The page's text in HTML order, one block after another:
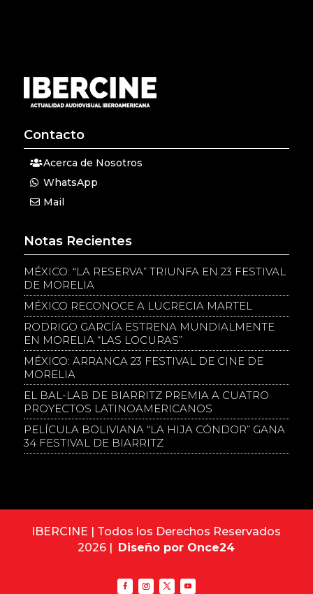
Contacto
Acerca de Nosotros
WhatsApp
Mail
Notas Recientes
MÉXICO: “LA RESERVA” TRIUNFA EN 23 FESTIVAL
DE MORELIA
MÉXICO RECONOCE A LUCRECIA MARTEL
RODRIGO GARCÍA ESTRENA MUNDIALMENTE
EN MORELIA “LAS LOCURAS”
MÉXICO: ARRANCA 23 FESTIVAL DE CINE DE
MORELIA
EL BAL-LAB DE BIARRITZ PREMIA A CUATRO
PROYECTOS LATINOAMERICANOS
PELÍCULA BOLIVIANA “LA HIJA CÓNDOR” GANA
34 FESTIVAL DE BIARRITZ
IBERCINE | Todos los Derechos Reservados
2026 | Diseño por Once24